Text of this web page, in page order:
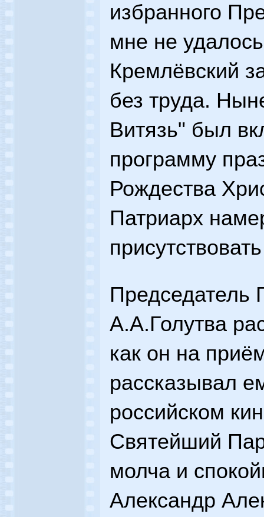
избранного
мне не
Кремлёвский
без труда.
Витязь" был
программу
Рождества
Патриарх
Председатель
А.А.Голутва
как он на
рассказывал
российском
Святейший
молча и
Александр